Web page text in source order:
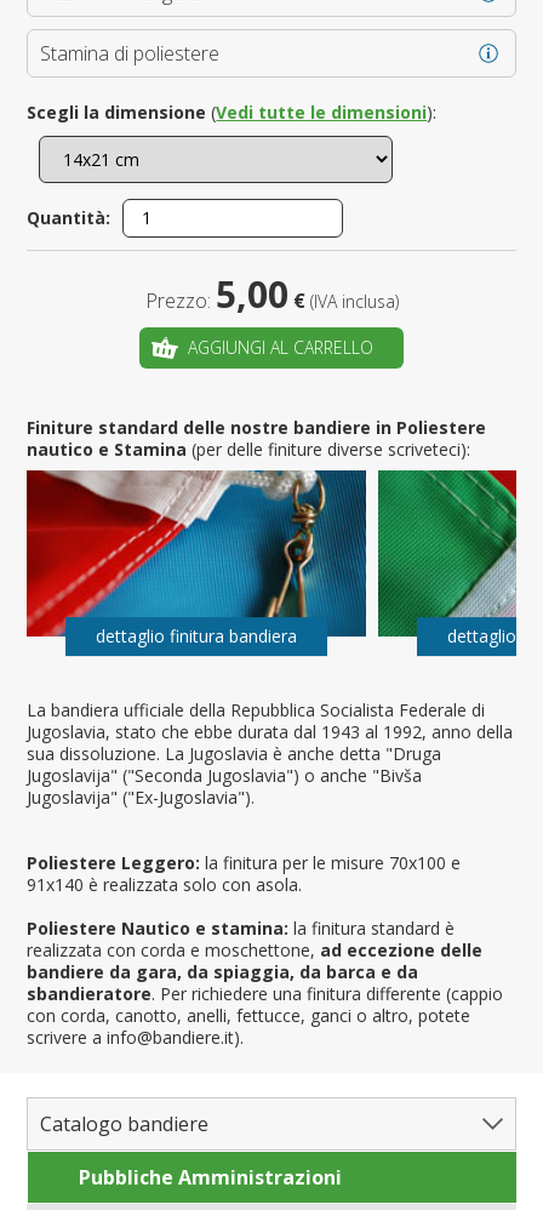
La bandiera ufficiale della Repubblica Socialista Federale di
Jugoslavia, stato che ebbe durata dal 1943 al 1992, anno della
sua dissoluzione. La Jugoslavia è anche detta "Druga
Jugoslavija" ("Seconda Jugoslavia") o anche "Bivša
Jugoslavija" ("Ex-Jugoslavia").
Poliestere Leggero: la finitura per le misure 70x100 e
91x140 è realizzata solo con asola.
Poliestere Nautico e stamina: la finitura standard è
realizzata con corda e moschettone, ad eccezione delle
bandiere da gara, da spiaggia, da barca e da
sbandieratore. Per richiedere una finitura differente (cappio
con corda, canotto, anelli, fettucce, ganci o altro, potete
scrivere a info@bandiere.it).
Stamina di poliestere
Scegli la dimensione (Vedi tutte le dimensioni):
Quantità:
Prezzo: 5,00 € (IVA inclusa)
AGGIUNGI AL CARRELLO
Finiture standard delle nostre bandiere in Poliestere
nautico e Stamina(per delle finiture diverse scriveteci):
dettaglio finitura bandiera dettaglio
Catalogo bandiere
Bandiere del Mondo
Pubbliche Amministrazioni